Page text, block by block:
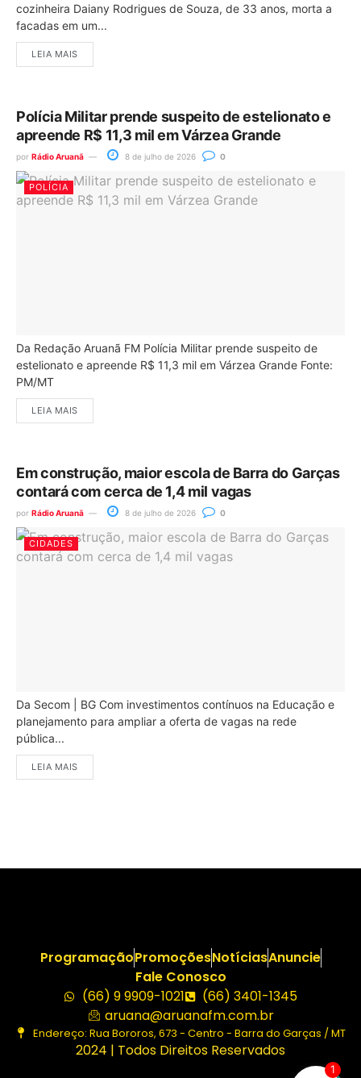
cozinheira Daiany Rodrigues de Souza, de 33 anos, morta a
facadas em um...
LEIA MAIS
Polícia Militar prende suspeito de estelionato e
apreende R$ 11,3 mil em Várzea Grande
por Rádio Aruanã 8 de julho de 2026 0
POLÍCIA
Da Redação Aruanã FM Polícia Militar prende suspeito de
estelionato e apreende R$ 11,3 mil em Várzea Grande Fonte:
PM/MT
LEIA MAIS
Em construção, maior escola de Barra do Garças
contará com cerca de 1,4 mil vagas
por Rádio Aruanã 8 de julho de 2026 0
CIDADES
Da Secom | BG Com investimentos contínuos na Educação e
planejamento para ampliar a oferta de vagas na rede
pública...
LEIA MAIS
ProgramaçãoPromoçõesNotíciasAnuncie
Fale Conosco
(66) 9 9909-1021
(66) 3401-1345
aruana@aruanafm.com.br
Endereço: Rua Bororos, 673 - Centro - Barra do Garças / MT
2024 | Todos Direitos Reservados
1